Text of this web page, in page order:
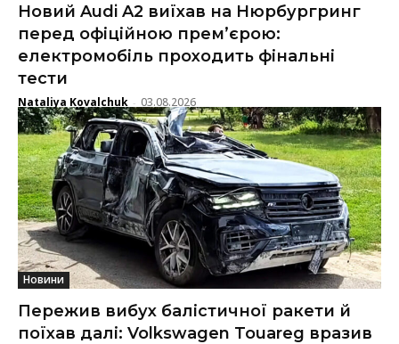
Новий Audi A2 виїхав на Нюрбургринг
перед офіційною прем’єрою:
електромобіль проходить фінальні
тести
Nataliya Kovalchuk - 03.08.2026
Новини
Пережив вибух балістичної ракети й
поїхав далі: Volkswagen Touareg вразив